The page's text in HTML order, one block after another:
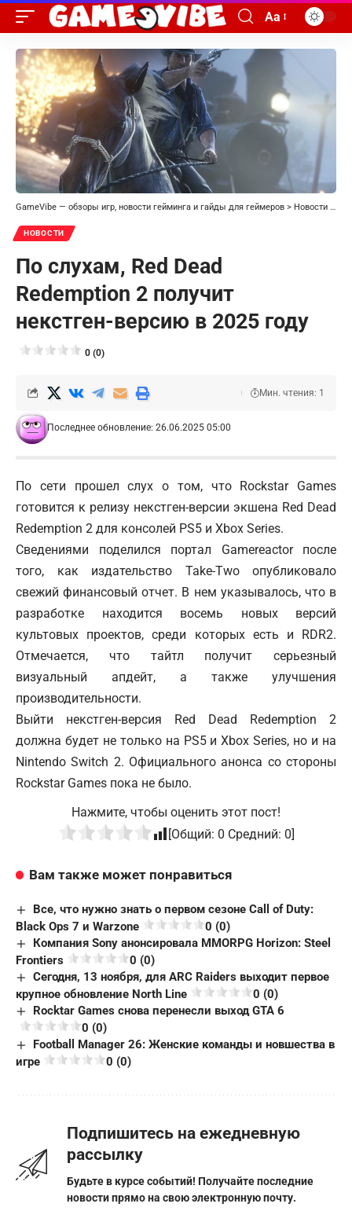
Aa
GameVibe — обзоры игр, новости гейминга и гайды для геймеров > Новости
НОВОСТИ
По слухам, Red Dead
Redemption 2 получит
некстген-версию в 2025 году
0 (0)
Последнее обновление: 26.06.2025 05:00
Мин. чтения: 1
По сети прошел слух о том, что Rockstar Games
готовится к релизу некстген-версии экшена Red Dead
Redemption 2 для консолей PS5 и Xbox Series.
Сведениями поделился портал Gamereactor после
того, как издательство Take-Two опубликовало
свежий финансовый отчет. В нем указывалось, что в
разработке находится восемь новых версий
культовых проектов, среди которых есть и RDR2.
Отмечается, что тайтл получит серьезный
визуальный апдейт, а также улучшения
производительности.
Выйти некстген-версия Red Dead Redemption 2
должна будет не только на PS5 и Xbox Series, но и на
Nintendo Switch 2. Официального анонса со стороны
Rockstar Games пока не было.
Нажмите, чтобы оценить этот пост!
[Общий: 0 Средний: 0]
Вам также может понравиться
Все, что нужно знать о первом сезоне Call of Duty:
Black Ops 7 и Warzone
0 (0)
Компания Sony анонсировала MMORPG Horizon: Steel
Frontiers
0 (0)
Сегодня, 13 ноября, для ARC Raiders выходит первое
крупное обновление North Line
0 (0)
Rocktar Games снова перенесли выход GTA 6
0 (0)
Football Manager 26: Женские команды и новшества в
игре
0 (0)
Подпишитесь на ежедневную
рассылку
Будьте в курсе событий! Получайте последние
новости прямо на свою электронную почту.